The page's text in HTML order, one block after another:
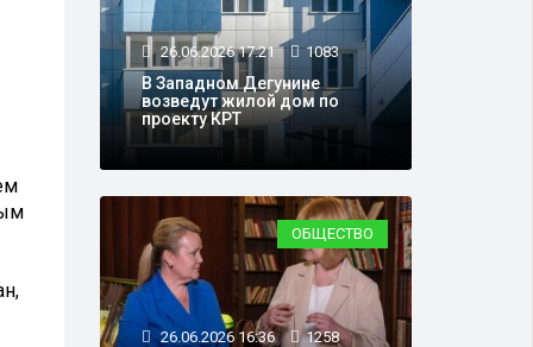
26.06.2026 17:21 1083
В Западном Дегунине
возведут жилой дом по
проекту КРТ
ОБЩЕСТВО
26.06.2026 16:36 1258